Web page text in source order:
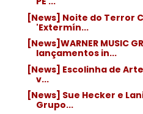
[News] Noite do Terror
'Extermín...
[News]WARNER MUSIC
lançamentos in...
[News] Escolinha de
v...
[News] Sue Hecker e
Grupo...